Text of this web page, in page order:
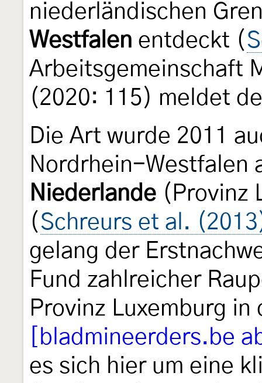
niederländischen
Westfalen entdeckt (
Arbeitsgemeinschaft
(2020: 115) meldet
Die Art wurde 2011
Nordrhein-Westfalen
Niederlande (Provinz
( Schreurs et al.
gelang der
Fund zahlreicher
Provinz Luxemburg in
[bladmineerders.be
es sich hier um eine